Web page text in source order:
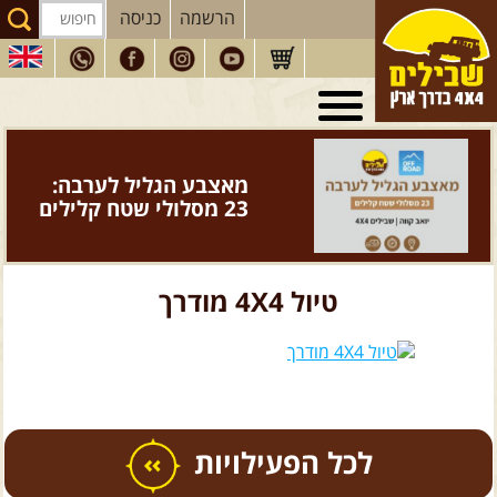
הרשמה כניסה
טיולי 4X4
בארץ
מסעות בעולם
טיוליםלרכב פנאי
הדרכותנהיגה
שלנו
פודקאסט ג'יפאות
מאצבע הגליל לערבה:
23 מסלולי שטח קלילים
טיול 4X4 מודרך
כל הפעילויות